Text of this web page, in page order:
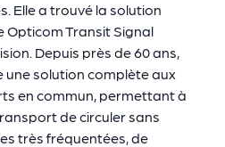
Elle a trouvé la solution
Opticom Transit Signal
Depuis près de 60 ans,
solution complète aux
en commun, permettant à
de circuler sans
très fréquentées, de